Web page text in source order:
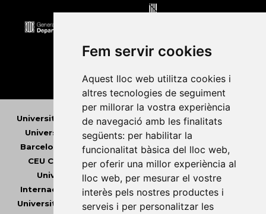
Fem servir cookies
Aquest lloc web utilitza cookies i
altres tecnologies de seguiment
per millorar la vostra experiència
de navegació amb les finalitats
següents: per habilitar la
funcionalitat bàsica del lloc web,
per oferir una millor experiència al
lloc web, per mesurar el vostre
interès pels nostres productes i
serveis i per personalitzar les
Universitat Abat Oliba CEU•Universitat d'Alacant
Universitat d'Andorra•Universitat Autònoma de
Barcelona
Universitat de Barcelona•Universitat
CEU Cardenal Herrera•Universitat de Girona •
Universitat de les Illes Balears• Universitat
Internacional de Catalunya•Universitat Jaume I
Universitat de Lleida• Universitat Miguel Hernández